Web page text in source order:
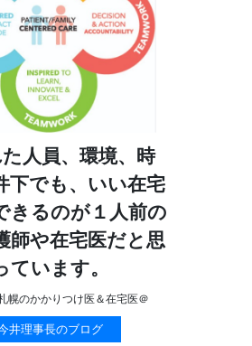
人員、環境、時
下でも、いい在宅
きるのが１人前の
師や在宅医だと思
ています。
幌のかかりつけ医＆在宅医＠
井理事長のブログ